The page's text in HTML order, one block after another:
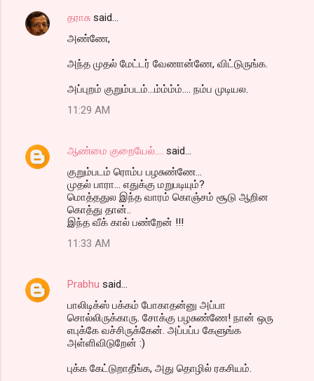
தராசு said…
அண்ணே,
அந்த முதல் மேட்டர் வேணான்ணே, விட்டுருங்க.
அப்புறம் குறும்படம்...ம்ம்ம்ம்.... நம்ப முடியல.
11:29 AM
ஆண்மை குறையேல்....
said…
குறும்ப‌ட‌ம் ரொம்ப‌ ப‌ழ‌சுண்ணே...
முத‌ல் பாரா... எதுக்கு ம‌றுப‌டியும்?
மொத்த‌துல‌ இந்த‌ வார‌ம் கொஞ்ச‌ம் சூடு ஆறின‌
கொத்து தான்..
இந்த‌ வீக் கால் ப‌ண்றேன் !!!
11:33 AM
Prabhu said…
பாலிடிக்ஸ் பக்கம் போகாதன்னு அப்பா
சொல்லிருக்காரு. சோக்கு பழசுண்ணே! நான் ஒரு
எபுக்கே வச்சிருக்கேன். அப்பப்ப கேளுங்க
அள்ளிவிடுறேன் :)
புக்க கேட்டுறாதீங்க, அது தொழில் ரகசியம்.